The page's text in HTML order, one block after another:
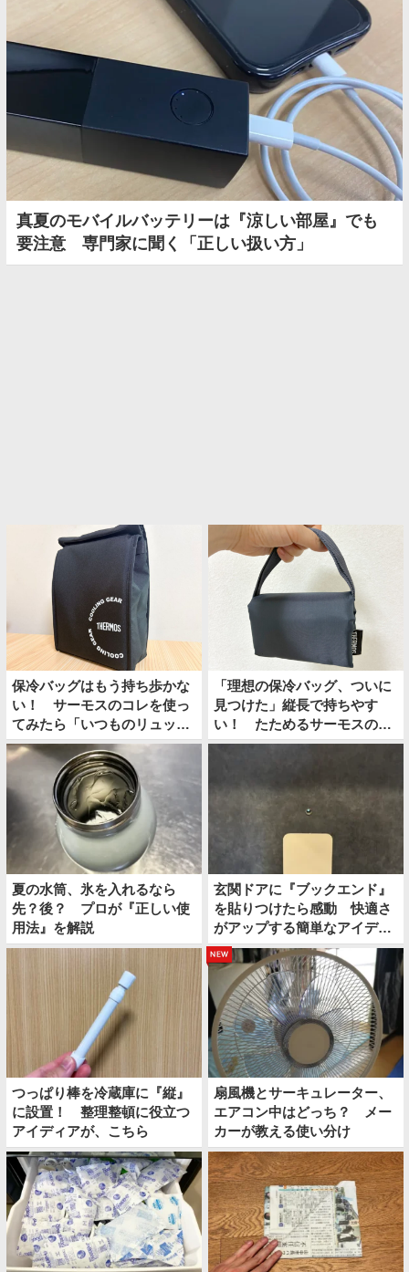
真夏のモバイルバッテリーは『涼しい部屋』でも
要注意 専門家に聞く「正しい扱い方」
保冷バッグはもう持ち歩かな
い！ サーモスのコレを使っ
てみたら「いつものリュック
の中に保冷スペースができ
た」
「理想の保冷バッグ、ついに
見つけた」縦長で持ちやす
い！ たためるサーモスの保
冷ショッピングバッグ
夏の水筒、氷を入れるなら
先？後？ プロが『正しい使
用法』を解説
玄関ドアに『ブックエンド』
を貼りつけたら感動 快適さ
がアップする簡単なアイディ
アとは
つっぱり棒を冷蔵庫に『縦』
に設置！ 整理整頓に役立つ
アイディアが、こちら
new
扇風機とサーキュレーター、
エアコン中はどっち？ メー
カーが教える使い分け